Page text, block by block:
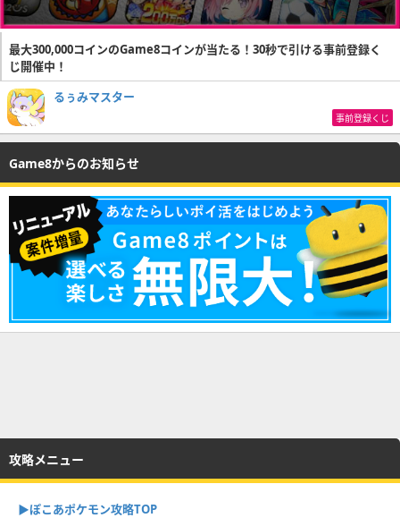
最大300,000コインのGame8コインが当たる！30秒で引ける事前登録く
じ開催中！
るぅみマスター
事前登録くじ
Game8からのお知らせ
攻略メニュー
▶︎ぽこあポケモン攻略TOP